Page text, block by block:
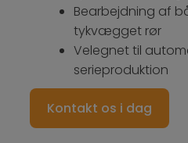
Bearbejdning af
tykvægget rør
Velegnet til
serieproduktion
Kontakt os i dag